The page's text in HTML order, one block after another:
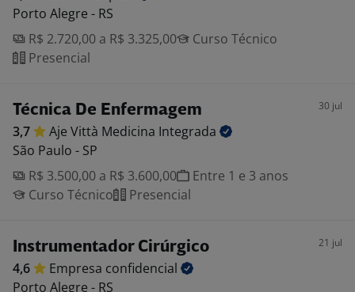
Porto Alegre - RS
R$ 2.720,00 a R$ 3.325,00
Curso Técnico
Presencial
Técnica De Enfermagem 30 jul
3,7 Aje Vittà Medicina Integrada
São Paulo - SP
R$ 3.500,00 a R$ 3.600,00
Entre 1 e 3 anos
Curso Técnico
Presencial
Instrumentador Cirúrgico 21 jul
4,6 Empresa confidencial
Porto Alegre - RS